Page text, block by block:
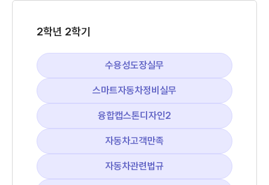
2학년 2학기
수용성도장실무
스마트자동차정비실무
융합캡스톤디자인2
자동차고객만족
자동차관련법규